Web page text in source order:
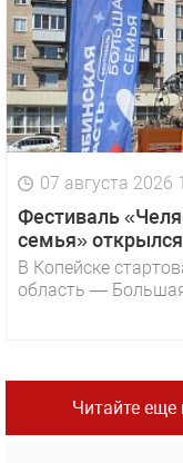
07 августа 2026
Фестиваль
семья»
В Копейске
область —
Читайте еще